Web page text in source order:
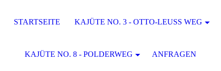
STARTSEITE KAJÜTE NO. 3 - OTTO-LEUSS WEG
KAJÜTE NO. 8 - POLDERWEG ANFRAGEN